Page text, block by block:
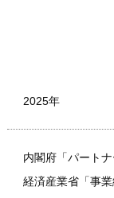
2025年
内閣府「パート
経済産業省「事